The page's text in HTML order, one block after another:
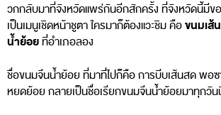
วกกลับมาที่จังหวัดแพร่กันอีกสักครั้ง ที่จังหวัดนี้มีข
เป็นเมนูเชิดหน้าชูตา ใครมาก็ต้องแวะชิม คือขนมเส้
น้ำย้อยที่อำเภอลอง
ชื่อขนมจีนน้ำย้อย ที่มาที่ไปก็คือ การบีบเส้นสด พอซ
หยดย้อย กลายเป็นชื่อเรียกขนมจีนน้ำย้อยมาทุกวั